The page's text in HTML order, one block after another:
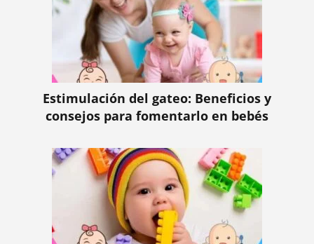
Estimulación del gateo: Beneficios y
consejos para fomentarlo en bebés